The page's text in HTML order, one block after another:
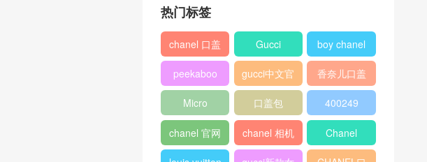
热门标签
chanel 口盖
包
Gucci
boy chanel
口盖包
peekaboo
gucci中文官
香奈儿口盖